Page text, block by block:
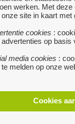
werken. Met
site in kaart met
cookies :
op basis
media cookies :
te melden op onze
Cookies